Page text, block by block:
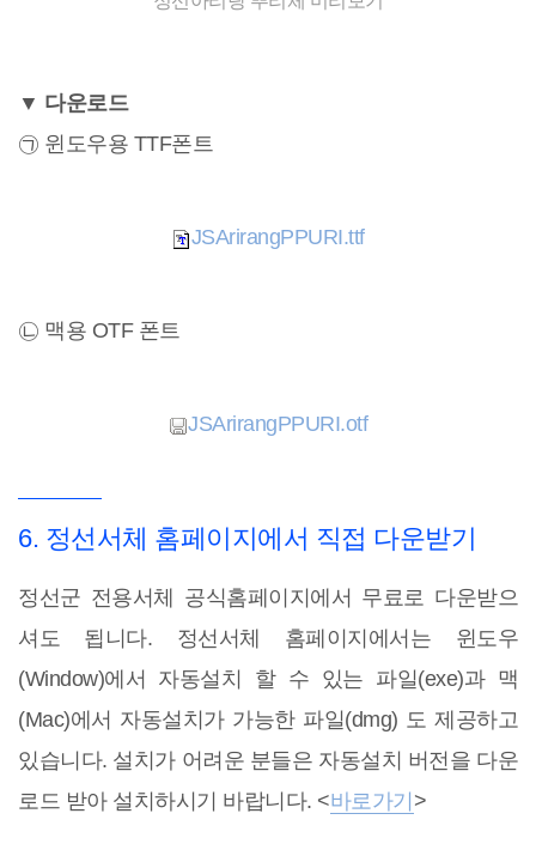
▼ 다운로드
㉠ 윈도우용 TTF폰트
JSArirangPPURI.ttf
㉡ 맥용 OTF 폰트
JSArirangPPURI.otf
6. 정선서체 홈페이지에서 직접 다운받기
정선군 전용서체 공식홈페이지에서 무료로 다운받으
셔도 됩니다. 정선서체 홈페이지에서는 윈도우
(Window)에서 자동설치 할 수 있는 파일(exe)과 맥
(Mac)에서 자동설치가 가능한 파일(dmg) 도 제공하고
있습니다. 설치가 어려운 분들은 자동설치 버전을 다운
로드 받아 설치하시기 바랍니다. <바로가기 >